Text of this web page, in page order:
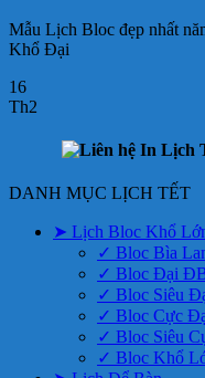
Mẫu Lịch Bloc đẹp nhất
Khổ Đại
16
Th2
DANH MỤC LỊCH TẾT
➤ Lịch Bloc Khổ
✓ Bloc Bìa
✓ Bloc Đại
✓ Bloc Siêu
✓ Bloc Cực
✓ Bloc Siêu
✓ Bloc Khổ